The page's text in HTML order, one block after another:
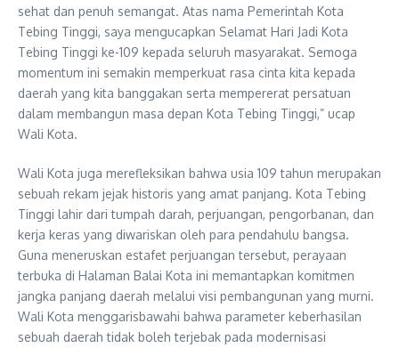
sehat dan penuh semangat. Atas nama Pemerintah Kota
Tebing Tinggi, saya mengucapkan Selamat Hari Jadi Kota
Tebing Tinggi ke-109 kepada seluruh masyarakat. Semoga
momentum ini semakin memperkuat rasa cinta kita kepada
daerah yang kita banggakan serta mempererat persatuan
dalam membangun masa depan Kota Tebing Tinggi,” ucap
Wali Kota.
Wali Kota juga merefleksikan bahwa usia 109 tahun merupakan
sebuah rekam jejak historis yang amat panjang. Kota Tebing
Tinggi lahir dari tumpah darah, perjuangan, pengorbanan, dan
kerja keras yang diwariskan oleh para pendahulu bangsa.
Guna meneruskan estafet perjuangan tersebut, perayaan
terbuka di Halaman Balai Kota ini memantapkan komitmen
jangka panjang daerah melalui visi pembangunan yang murni.
Wali Kota menggarisbawahi bahwa parameter keberhasilan
sebuah daerah tidak boleh terjebak pada modernisasi